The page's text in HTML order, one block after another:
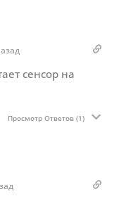
сенсор на
Просмотр Ответов(1)